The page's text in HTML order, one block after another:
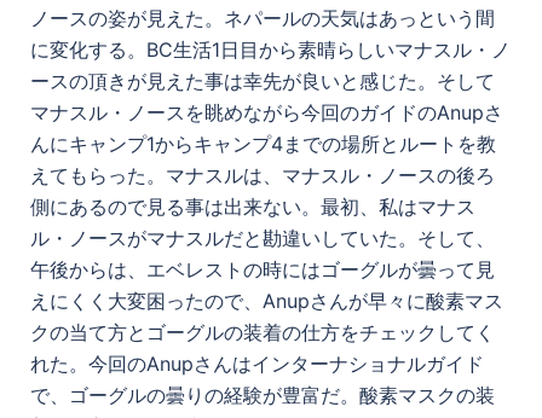
ノースの姿が見えた。ネパールの天気はあっという間
に変化する。BC生活1日目から素晴らしいマナスル・ノ
ースの頂きが見えた事は幸先が良いと感じた。そして
マナスル・ノースを眺めながら今回のガイドのAnupさ
んにキャンプ1からキャンプ4までの場所とルートを教
えてもらった。マナスルは、マナスル・ノースの後ろ
側にあるので見る事は出来ない。最初、私はマナス
ル・ノースがマナスルだと勘違いしていた。そして、
午後からは、エベレストの時にはゴーグルが曇って見
えにくく大変困ったので、Anupさんが早々に酸素マス
クの当て方とゴーグルの装着の仕方をチェックしてく
れた。今回のAnupさんはインターナショナルガイド
で、ゴーグルの曇りの経験が豊富だ。酸素マスクの装